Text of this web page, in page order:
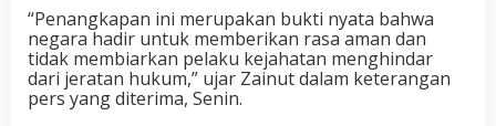
“Penangkapan ini merupakan bukti nyata bahwa
negara hadir untuk memberikan rasa aman dan
tidak membiarkan pelaku kejahatan menghindar
dari jeratan hukum,” ujar Zainut dalam keterangan
pers yang diterima, Senin.